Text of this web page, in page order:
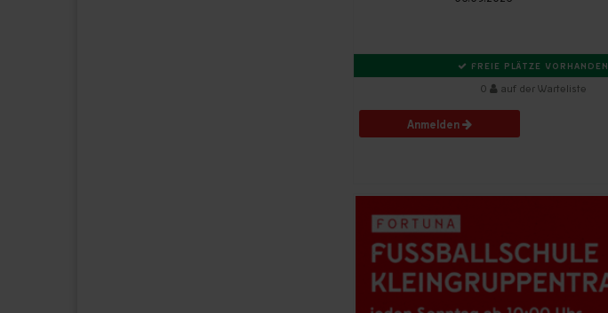
FREIE PLÄTZE VORHANDEN
0 auf der Warteliste
Anmelden